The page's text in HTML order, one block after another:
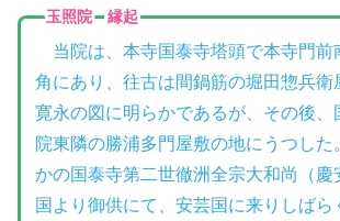
玉照院 縁起
当院は、本寺国泰寺塔頭で本寺門前
角にあり、往古は間鍋筋の堀田惣兵衛
寛永の図に明らかであるが、その後、
院東隣の勝浦多門屋敷の地にうつした
かの国泰寺第二世徹洲全宗大和尚（慶
国より御供にて、安芸国に来りしばら